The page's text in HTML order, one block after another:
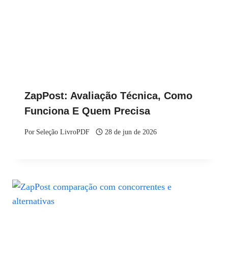
ZapPost: Avaliação Técnica, Como
Funciona E Quem Precisa
Por Seleção LivroPDF 28 de jun de 2026